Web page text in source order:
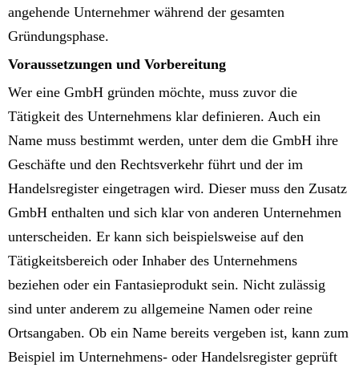
angehende Unternehmer während der gesamten
Gründungsphase.
Voraussetzungen und Vorbereitung
Wer eine GmbH gründen möchte, muss zuvor die
Tätigkeit des Unternehmens klar definieren. Auch ein
Name muss bestimmt werden, unter dem die GmbH ihre
Geschäfte und den Rechtsverkehr führt und der im
Handelsregister eingetragen wird. Dieser muss den Zusatz
GmbH enthalten und sich klar von anderen Unternehmen
unterscheiden. Er kann sich beispielsweise auf den
Tätigkeitsbereich oder Inhaber des Unternehmens
beziehen oder ein Fantasieprodukt sein. Nicht zulässig
sind unter anderem zu allgemeine Namen oder reine
Ortsangaben. Ob ein Name bereits vergeben ist, kann zum
Beispiel im Unternehmens- oder Handelsregister geprüft